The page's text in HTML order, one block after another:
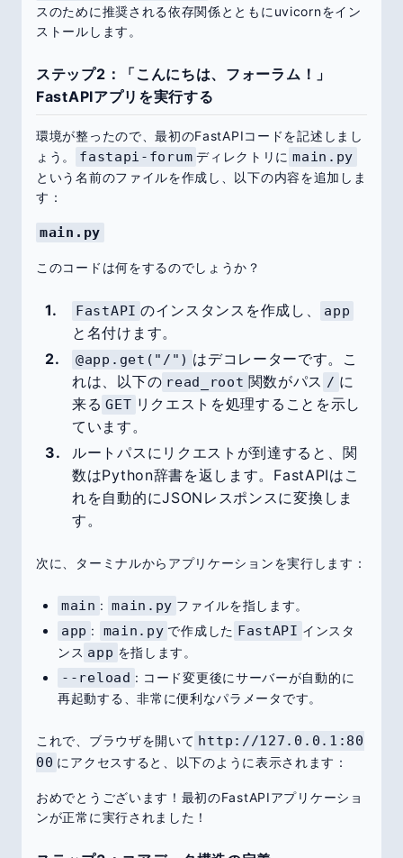
スのために推奨される依存関係とともにuvicornをイン
ストールします。
ステップ2：「こんにちは、フォーラム！」
FastAPIアプリを実行する
環境が整ったので、最初のFastAPIコードを記述しまし
ょう。
fastapi-forum ディレクトリに main.py
という名前のファイルを作成し、以下の内容を追加しま
す：
main.py
このコードは何をするのでしょうか？
FastAPI のインスタンスを作成し、 app
と名付けます。
@app.get("/") はデコレーターです。こ
れは、以下の read_root 関数がパス / に
来る GET リクエストを処理することを示し
ています。
ルートパスにリクエストが到達すると、関
数はPython辞書を返します。FastAPIはこ
れを自動的にJSONレスポンスに変換しま
す。
次に、ターミナルからアプリケーションを実行します：
main : main.py ファイルを指します。
app : main.py で作成した FastAPI インスタ
ンス app を指します。
--reload : コード変更後にサーバーが自動的に
再起動する、非常に便利なパラメータです。
これで、ブラウザを開いて http://127.0.0.1:80
00 にアクセスすると、以下のように表示されます：
おめでとうございます！最初のFastAPIアプリケーショ
ンが正常に実行されました！